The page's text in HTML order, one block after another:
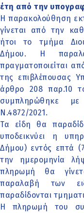
έτη από την
Η παρακολούθηση
γίνεται από την
ήτοι το τμήμα
Δήμου. Η
πραγματοποιείται
της επιβλέπουσας
άρθρο 208 παρ.10
συμπληρώθηκε
Ν.4872/2021.
Τα είδη θα
υποδεικνύει η
Δήμου) εντός επτά
την ημερομηνία
πληρωμή θα
παραλαβή των
παραδίδονται
Η πληρωμή του